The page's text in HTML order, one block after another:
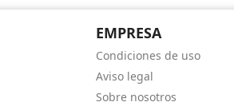
EMPRESA
Condiciones de uso
Aviso legal
Sobre nosotros